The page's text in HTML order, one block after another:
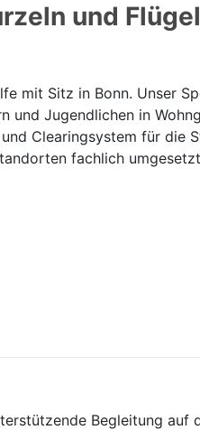
und
mit Sitz in Bonn. Unser
und Jugendlichen in
Clearingsystem für die
fachlich
Begleitung auf